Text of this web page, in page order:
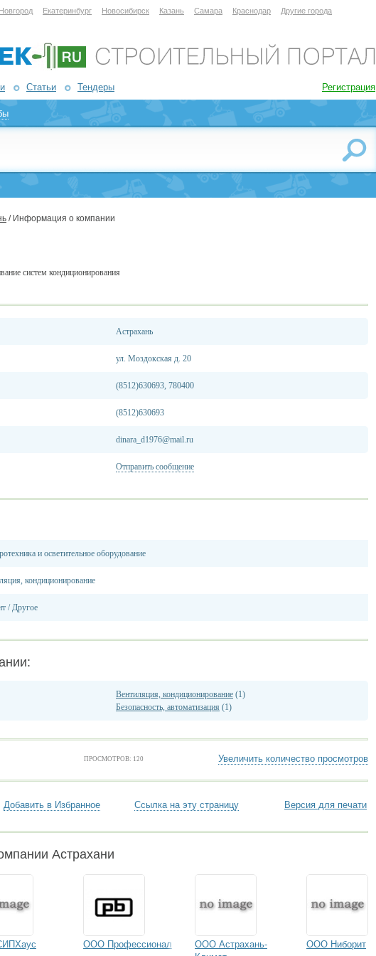
Екатеринбург Новосибирск Казань Самара Краснодар Другие города
Статьи Тендеры Регистрация
/ Информация о компании
систем кондиционирования
Астрахань
ул. Моздокская д. 20
(8512)630693, 780400
(8512)630693
dinara_d1976@mail.ru
Отправить сообщение
и осветительное оборудование
кондиционирование
/Другое
Вентиляция, кондиционирование (1)
Безопасность, автоматизация (1)
ПРОСМОТРОВ: 120 Увеличить количество просмотров
Добавить в Избранное Ссылка на эту страницу Версия для печати
Астрахани
ООО Профессионал
ООО Астрахань-
ООО Ниборит